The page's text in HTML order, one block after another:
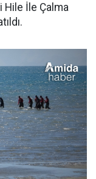
Hile İle Çalma